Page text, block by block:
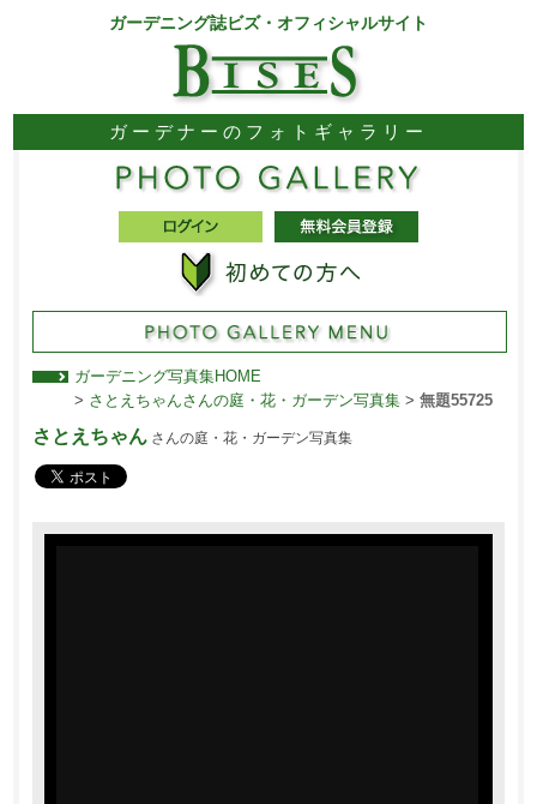
ガーデニング誌ビズ・オフィシャルサイト
ガーデナーのフォトギャラリー
ガーデニング写真集HOME
> さとえちゃんさんの庭・花・ガーデン写真集> 無題55725
さとえちゃんさんの庭・花・ガーデン写真集